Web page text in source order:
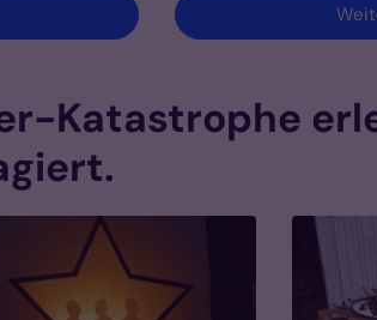
Katastrophe